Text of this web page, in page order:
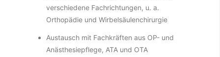
verschiedene Fachrichtungen, u. a.
Orthopädie und Wirbelsäulenchirurgie
Austausch mit Fachkräften aus OP- und
Anästhesiepflege, ATA und OTA